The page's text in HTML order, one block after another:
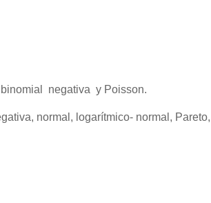
negativa y Poisson.
normal, logarítmico- normal,